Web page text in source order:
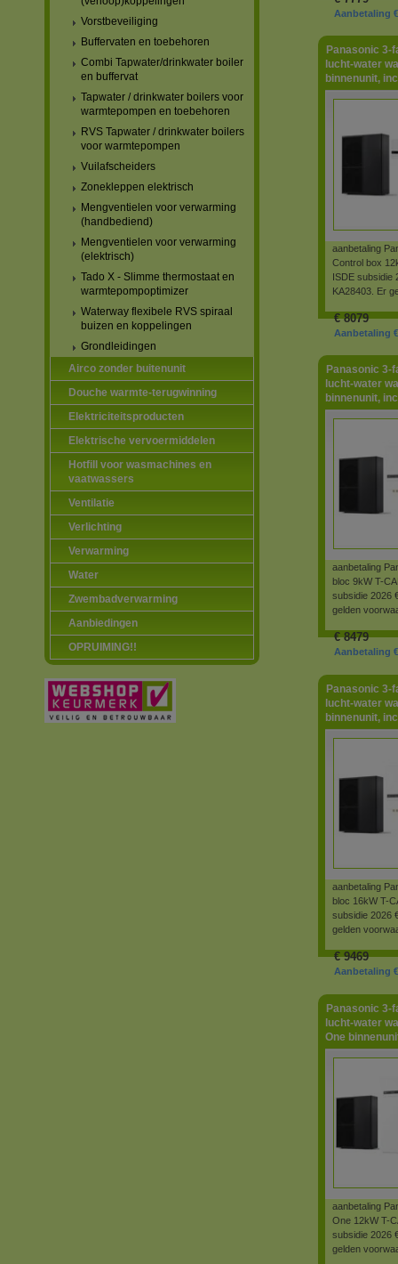
Vorstbeveiliging
Buffervaten en toebehoren
Combi Tapwater/drinkwater boiler
en buffervat
Tapwater / drinkwater boilers voor
warmtepompen en toebehoren
RVS Tapwater / drinkwater boilers
voor warmtepompen
Vuilafscheiders
Zonekleppen elektrisch
Mengventielen voor verwarming
(handbediend)
Mengventielen voor verwarming
(elektrisch)
Tado X - Slimme thermostaat en
warmtepompoptimizer
Waterway flexibele RVS spiraal
buizen en koppelingen
Grondleidingen
Airco zonder buitenunit
Douche warmte-terugwinning
Elektriciteitsproducten
Elektrische vervoermiddelen
Hotfill voor wasmachines en
vaatwassers
Ventilatie
Verlichting
Verwarming
Water
Zwembadverwarming
Aanbiedingen
OPRUIMING!!
Aanbetaling
Panasonic 3-
lucht-water
binnenunit,
aanbetaling
Control box
ISDE subsidie
KA28403. Er
€8079
Aanbetaling
Panasonic 3-
lucht-water
binnenunit,
aanbetaling
bloc 9kW T-
subsidie 2026
gelden
€8479
Aanbetaling
Panasonic 3-
lucht-water
binnenunit,
aanbetaling
bloc 16kW T-
subsidie 2026
gelden
€9469
Aanbetaling
Panasonic 3-
lucht-water
One
aanbetaling
One 12kW T-
subsidie 2026
gelden